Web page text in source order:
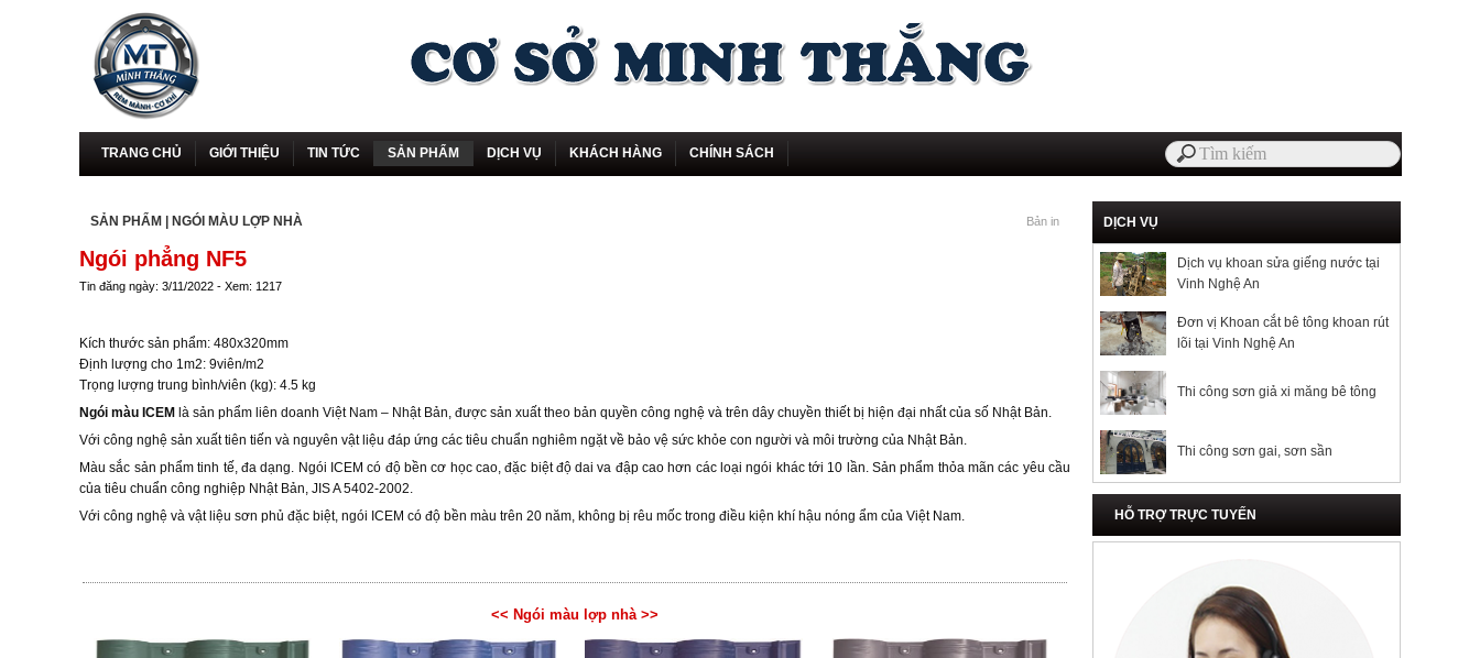
TRANG CHỦ GIỚI THIỆU TIN TỨC SẢN PHẨM DỊCH VỤ KHÁCH HÀNG CHÍNH SÁCH
SẢN PHẨM NGÓI MÀU LỢP NHÀ Bản in
Ngói phẳng NF5
Tin đăng ngày: 3/11/2022 - Xem: 1217
Kích thước sản phẩm: 480x320mm
Định lượng cho 1m2: 9viên/m2
Trọng lượng trung bình/viên (kg): 4.5 kg
Ngói màu ICEM là sản phẩm liên doanh Việt Nam – Nhật Bản, được sản xuất theo bản quyền công nghệ và trên dây chuyền thiết bị hiện đại nhất của số Nhật Bản.
Với công nghệ sản xuất tiên tiến và nguyên vật liệu đáp ứng các tiêu chuẩn nghiêm ngặt về bảo vệ sức khỏe con người và môi trường của Nhật Bản.
Màu sắc sản phẩm tinh tế, đa dạng. Ngói ICEM có độ bền cơ học cao, đặc biệt độ dai va đập cao hơn các loại ngói khác tới 10 lần. Sản phẩm thỏa mãn các yêu cầu
của tiêu chuẩn công nghiệp Nhật Bản, JIS A 5402-2002.
Với công nghệ và vật liệu sơn phủ đặc biệt, ngói ICEM có độ bền màu trên 20 năm, không bị rêu mốc trong điều kiện khí hậu nóng ẩm của Việt Nam.
<< Ngói màu lợp nhà >>
DỊCH VỤ
Dịch vụ khoan sửa giếng nước tại
Vinh Nghệ An
Đơn vị Khoan cắt bê tông khoan rút
lõi tại Vinh Nghệ An
Thi công sơn giả xi măng bê tông
Thi công sơn gai, sơn sần
HỖ TRỢ TRỰC TUYẾN